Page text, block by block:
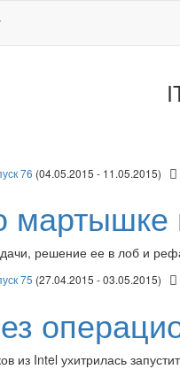
76 (04.05.2015 - 11.05.2015)
мартышке
решение ее в лоб и
75 (27.04.2015 - 03.05.2015)
из Intel ухитрилась